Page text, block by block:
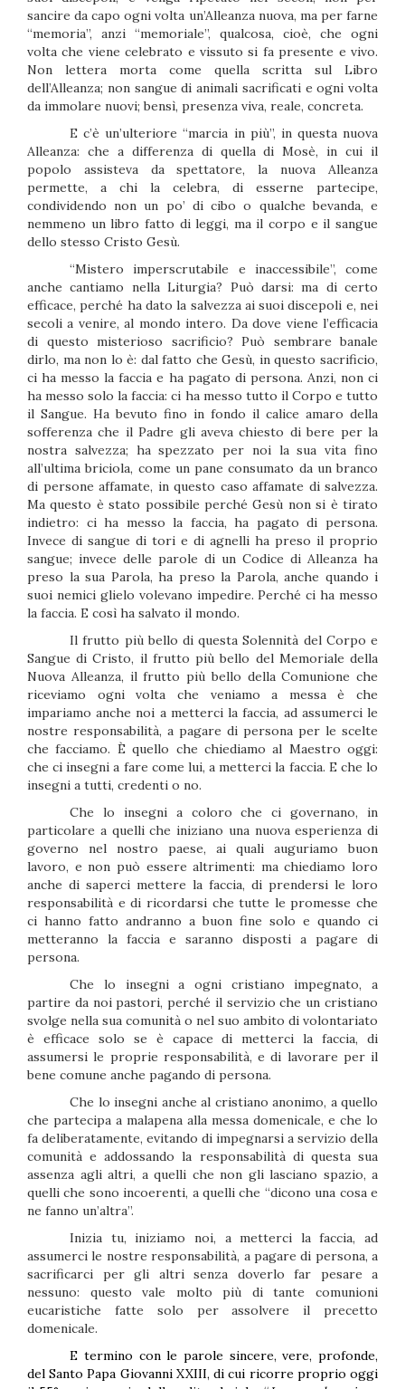
sancire da capo ogni volta un’Alleanza nuova, ma per farne
“memoria”, anzi “memoriale”, qualcosa, cioè, che ogni
volta che viene celebrato e vissuto si fa presente e vivo.
Non lettera morta come quella scritta sul Libro
dell’Alleanza; non sangue di animali sacrificati e ogni volta
da immolare nuovi; bensì, presenza viva, reale, concreta.
E c’è un’ulteriore “marcia in più”, in questa nuova
Alleanza: che a differenza di quella di Mosè, in cui il
popolo assisteva da spettatore, la nuova Alleanza
permette, a chi la celebra, di esserne partecipe,
condividendo non un po’ di cibo o qualche bevanda, e
nemmeno un libro fatto di leggi, ma il corpo e il sangue
dello stesso Cristo Gesù.
“Mistero imperscrutabile e inaccessibile”, come
anche cantiamo nella Liturgia? Può darsi: ma di certo
efficace, perché ha dato la salvezza ai suoi discepoli e, nei
secoli a venire, al mondo intero. Da dove viene l’efficacia
di questo misterioso sacrificio? Può sembrare banale
dirlo, ma non lo è: dal fatto che Gesù, in questo sacrificio,
ci ha messo la faccia e ha pagato di persona. Anzi, non ci
ha messo solo la faccia: ci ha messo tutto il Corpo e tutto
il Sangue. Ha bevuto fino in fondo il calice amaro della
sofferenza che il Padre gli aveva chiesto di bere per la
nostra salvezza; ha spezzato per noi la sua vita fino
all’ultima briciola, come un pane consumato da un branco
di persone affamate, in questo caso affamate di salvezza.
Ma questo è stato possibile perché Gesù non si è tirato
indietro: ci ha messo la faccia, ha pagato di persona.
Invece di sangue di tori e di agnelli ha preso il proprio
sangue; invece delle parole di un Codice di Alleanza ha
preso la sua Parola, ha preso la Parola, anche quando i
suoi nemici glielo volevano impedire. Perché ci ha messo
la faccia. E così ha salvato il mondo.
Il frutto più bello di questa Solennità del Corpo e
Sangue di Cristo, il frutto più bello del Memoriale della
Nuova Alleanza, il frutto più bello della Comunione che
riceviamo ogni volta che veniamo a messa è che
impariamo anche noi a metterci la faccia, ad assumerci le
nostre responsabilità, a pagare di persona per le scelte
che facciamo. È quello che chiediamo al Maestro oggi:
che ci insegni a fare come lui, a metterci la faccia. E che lo
insegni a tutti, credenti o no.
Che lo insegni a coloro che ci governano, in
particolare a quelli che iniziano una nuova esperienza di
governo nel nostro paese, ai quali auguriamo buon
lavoro, e non può essere altrimenti: ma chiediamo loro
anche di saperci mettere la faccia, di prendersi le loro
responsabilità e di ricordarsi che tutte le promesse che
ci hanno fatto andranno a buon fine solo e quando ci
metteranno la faccia e saranno disposti a pagare di
persona.
Che lo insegni a ogni cristiano impegnato, a
partire da noi pastori, perché il servizio che un cristiano
svolge nella sua comunità o nel suo ambito di volontariato
è efficace solo se è capace di metterci la faccia, di
assumersi le proprie responsabilità, e di lavorare per il
bene comune anche pagando di persona.
Che lo insegni anche al cristiano anonimo, a quello
che partecipa a malapena alla messa domenicale, e che lo
fa deliberatamente, evitando di impegnarsi a servizio della
comunità e addossando la responsabilità di questa sua
assenza agli altri, a quelli che non gli lasciano spazio, a
quelli che sono incoerenti, a quelli che “dicono una cosa e
ne fanno un’altra”.
Inizia tu, iniziamo noi, a metterci la faccia, ad
assumerci le nostre responsabilità, a pagare di persona, a
sacrificarci per gli altri senza doverlo far pesare a
nessuno: questo vale molto più di tante comunioni
eucaristiche fatte solo per assolvere il precetto
domenicale.
E termino con le parole sincere, vere, profonde,
del Santo Papa Giovanni XXIII, di cui ricorre proprio oggi